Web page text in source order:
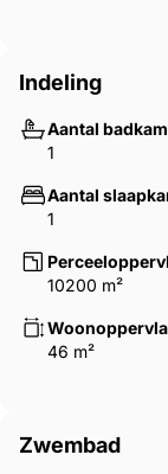
Indeling
Aantal
1
Aantal
1
10200 m²
46 m²
Zwembad